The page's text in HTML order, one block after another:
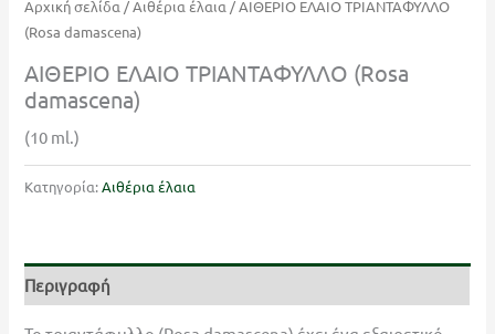
Αρχική σελίδα/Αιθέρια έλαια/ ΑΙΘΕΡΙΟ ΕΛΑΙΟ ΤΡΙΑΝΤΑΦΥΛΛΟ
(Rosa damascena)
ΑΙΘΕΡΙΟ ΕΛΑΙΟ ΤΡΙΑΝΤΑΦΥΛΛΟ (Rosa
damascena)
(10 ml.)
Κατηγορία:Αιθέρια έλαια
Περιγραφή